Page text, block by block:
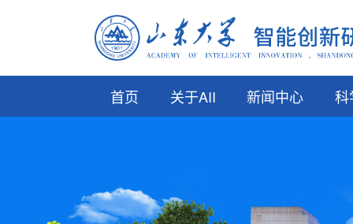
首页 关于AII 新闻中心 科